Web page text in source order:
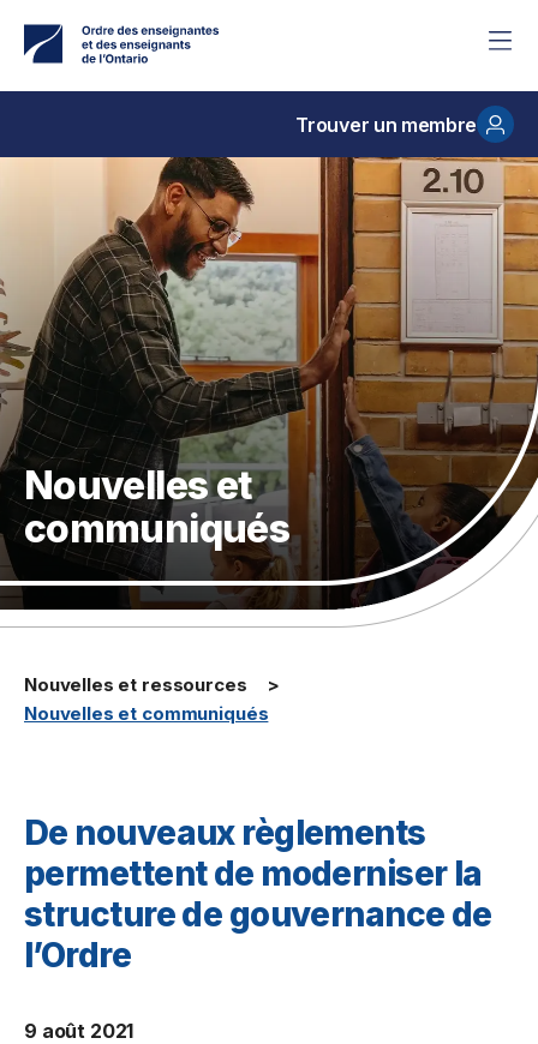
contenu
Trouver un membre
Nouvelles et
communiqués
Nouvelles et ressources
Nouvelles et communiqués
De nouveaux règlements
permettent de moderniser la
structure de gouvernance de
l’Ordre
9 août 2021